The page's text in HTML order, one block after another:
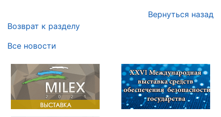
Вернуться назад
Возврат к разделу
Все новости